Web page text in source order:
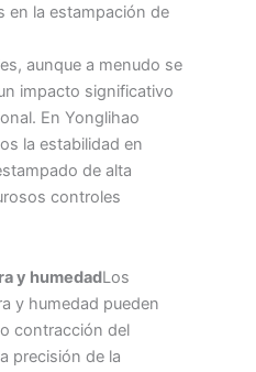
en la estampación de
aunque a menudo se
impacto significativo
En Yonglihao
la estabilidad en
de alta
controles
y humedadLos
y humedad pueden
contracción del
precisión de la